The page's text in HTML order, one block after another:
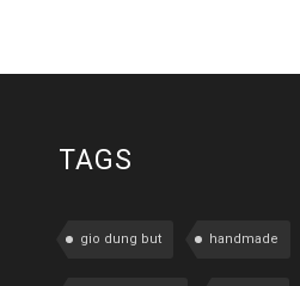
TAGS
gio dung but handmade